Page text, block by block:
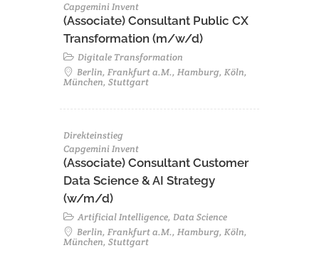
Capgemini Invent
(Associate) Consultant Public CX
Transformation (m/w/d)
Digitale Transformation
Berlin, Frankfurt a.M., Hamburg, Köln,
München, Stuttgart
Direkteinstieg
Capgemini Invent
(Associate) Consultant Customer
Data Science & AI Strategy
(w/m/d)
Artificial Intelligence, Data Science
Berlin, Frankfurt a.M., Hamburg, Köln,
München, Stuttgart